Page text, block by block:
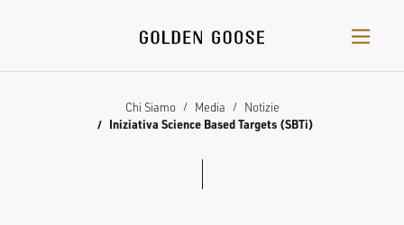
Chi Siamo Media
Notizie
Iniziativa Science Based Targets (SBTi)